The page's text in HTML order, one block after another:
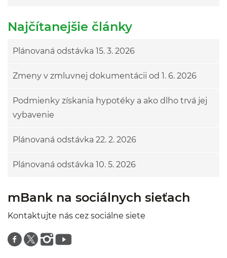
Najčítanejšie články
Plánovaná odstávka 15. 3. 2026
Zmeny v zmluvnej dokumentácii od 1. 6. 2026
Podmienky získania hypotéky a ako dlho trvá jej
vybavenie
Plánovaná odstávka 22. 2. 2026
Plánovaná odstávka 10. 5. 2026
mBank na sociálnych sieťach
Kontaktujte nás cez sociálne siete
Znajdź nas na facebooku
Znajdź nas na twitterze
Znajdź nas na instagramie
Znajdź nas na youtube